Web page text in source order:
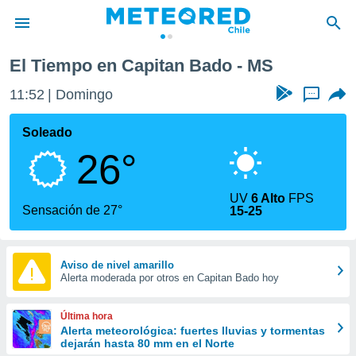
de
por
que se
calidad.
a este
las
y
forma
digital
basada
El Tiempo en Capitan Bado - MS
11:52 Domingo ...
Soleado
26°
Sensación de 27°
UV6 Alto FPS
15-25
Aviso de nivel amarillo
Alerta moderada por otros en Capitan Bado hoy
Última hora
Alerta meteorológica: fuertes lluvias y tormentas
dejarán hasta 80 mm en el Norte